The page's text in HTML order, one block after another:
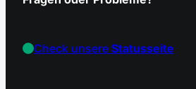
Check unsereStatusseite